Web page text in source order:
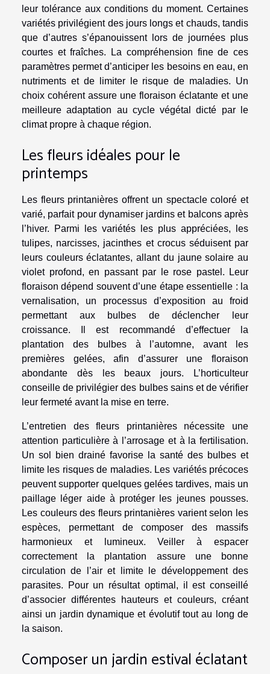
leur tolérance aux conditions du moment. Certaines
variétés privilégient des jours longs et chauds, tandis
que d’autres s’épanouissent lors de journées plus
courtes et fraîches. La compréhension fine de ces
paramètres permet d’anticiper les besoins en eau, en
nutriments et de limiter le risque de maladies. Un
choix cohérent assure une floraison éclatante et une
meilleure adaptation au cycle végétal dicté par le
climat propre à chaque région.
Les fleurs idéales pour le
printemps
Les fleurs printanières offrent un spectacle coloré et
varié, parfait pour dynamiser jardins et balcons après
l’hiver. Parmi les variétés les plus appréciées, les
tulipes, narcisses, jacinthes et crocus séduisent par
leurs couleurs éclatantes, allant du jaune solaire au
violet profond, en passant par le rose pastel. Leur
floraison dépend souvent d’une étape essentielle : la
vernalisation, un processus d’exposition au froid
permettant aux bulbes de déclencher leur
croissance. Il est recommandé d’effectuer la
plantation des bulbes à l’automne, avant les
premières gelées, afin d’assurer une floraison
abondante dès les beaux jours. L’horticulteur
conseille de privilégier des bulbes sains et de vérifier
leur fermeté avant la mise en terre.
L’entretien des fleurs printanières nécessite une
attention particulière à l’arrosage et à la fertilisation.
Un sol bien drainé favorise la santé des bulbes et
limite les risques de maladies. Les variétés précoces
peuvent supporter quelques gelées tardives, mais un
paillage léger aide à protéger les jeunes pousses.
Les couleurs des fleurs printanières varient selon les
espèces, permettant de composer des massifs
harmonieux et lumineux. Veiller à espacer
correctement la plantation assure une bonne
circulation de l’air et limite le développement des
parasites. Pour un résultat optimal, il est conseillé
d’associer différentes hauteurs et couleurs, créant
ainsi un jardin dynamique et évolutif tout au long de
la saison.
Composer un jardin estival éclatant